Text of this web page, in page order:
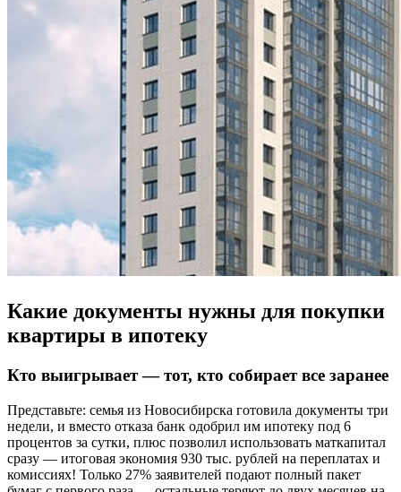
Какие документы нужны для покупки
квартиры в ипотеку
Кто выигрывает — тот, кто собирает все заранее
Представьте: семья из Новосибирска готовила документы три
недели, и вместо отказа банк одобрил им ипотеку под 6
процентов за сутки, плюс позволил использовать маткапитал
сразу — итоговая экономия 930 тыс. рублей на переплатах и
комиссиях! Только 27% заявителей подают полный пакет